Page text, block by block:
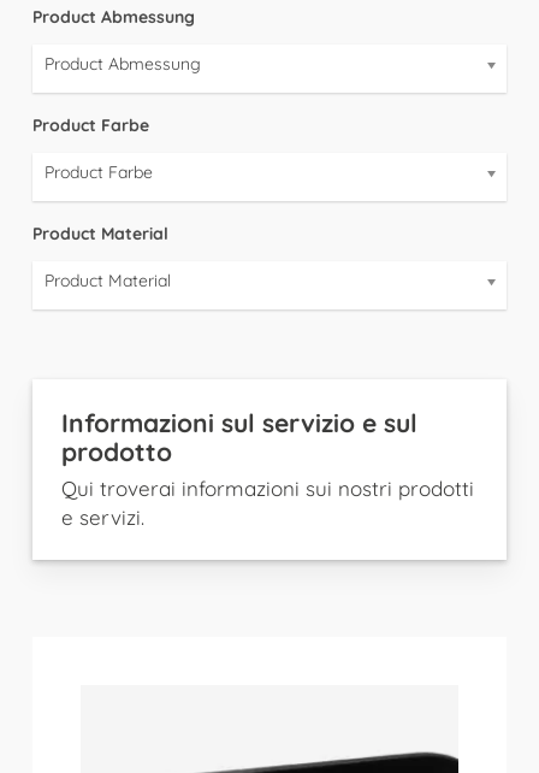
Product Abmessung
Product Abmessung
Product Farbe
Product Farbe
Product Material
Product Material
Informazioni sul servizio e sul
prodotto
Qui troverai informazioni sui nostri prodotti
e servizi.